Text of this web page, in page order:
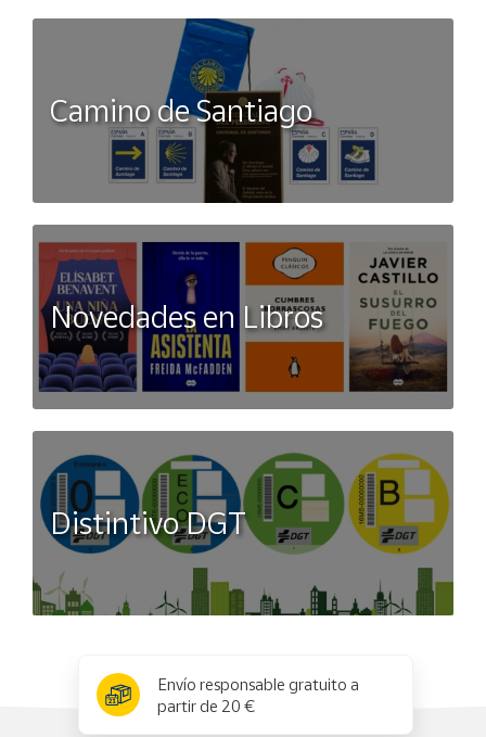
superior tejida con correa ajustable en el empeine. Pieza
trasera del talón Suela de tracción flexible Lavable en la
lavadora Detalle del logotipo de Skechers
Camino de Santiago
Novedades en Libros
Distintivo DGT
Envío responsable gratuito a
partir de 20 €